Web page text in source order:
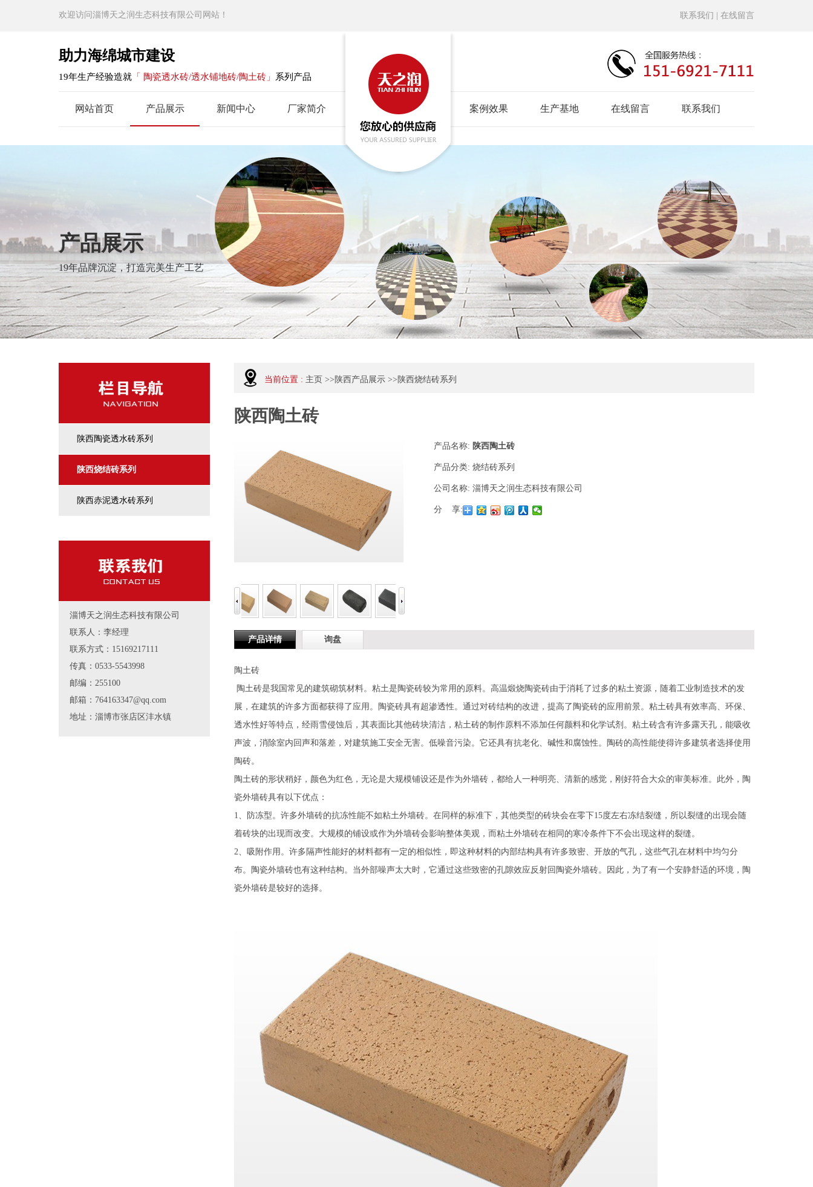
欢迎访问淄博天之润生态科技有限公司网站！ | 在线留言
联系我们
助力海绵城市建设
19年生产经验造就 「 陶瓷透水砖/透水铺地砖/陶土砖」 系列产品
网站首页 产品展示 新闻中心 厂家简介 案例效果 生产基地 在线留言 联系我们
产品展示
19年品牌沉淀，打造完美生产工艺
当前位置 : 主页 >> 陕西产品展示 >> 陕西烧结砖系列
陕西陶土砖
产品名称: 陕西陶土砖
产品分类: 烧结砖系列
公司名称: 淄博天之润生态科技有限公司
分 享:
产品详情 询盘
陶土砖
陶土砖是我国常见的建筑砌筑材料。粘土是陶瓷砖较为常用的原料。高温煅烧陶瓷砖由于消耗了过多的粘土资源，随着工业制造技术的发
展，在建筑的许多方面都获得了应用。陶瓷砖具有超渗透性。通过对砖结构的改进，提高了陶瓷砖的应用前景。粘土砖具有效率高、环保、
透水性好等特点，经雨雪侵蚀后，其表面比其他砖块清洁，粘土砖的制作原料不添加任何颜料和化学试剂。粘土砖含有许多露天孔，能吸收
声波，消除室内回声和落差，对建筑施工安全无害。低噪音污染。它还具有抗老化、碱性和腐蚀性。陶砖的高性能使得许多建筑者选择使用
陶砖。
陶土砖的形状稍好，颜色为红色，无论是大规模铺设还是作为外墙砖，都给人一种明亮、清新的感觉，刚好符合大众的审美标准。此外，陶
瓷外墙砖具有以下优点：
1、防冻型。许多外墙砖的抗冻性能不如粘土外墙砖。在同样的标准下，其他类型的砖块会在零下15度左右冻结裂缝，所以裂缝的出现会随
着砖块的出现而改变。大规模的铺设或作为外墙砖会影响整体美观，而粘土外墙砖在相同的寒冷条件下不会出现这样的裂缝。
2、吸附作用。许多隔声性能好的材料都有一定的相似性，即这种材料的内部结构具有许多致密、开放的气孔，这些气孔在材料中均匀分
布。陶瓷外墙砖也有这种结构。当外部噪声太大时，它通过这些致密的孔隙效应反射回陶瓷外墙砖。因此，为了有一个安静舒适的环境，陶
瓷外墙砖是较好的选择。
陕西陶瓷透水砖系列
陕西烧结砖系列
陕西赤泥透水砖系列
淄博天之润生态科技有限公司
联系人：李经理
联系方式：15169217111
传真：0533-5543998
邮编：255100
邮箱：764163347@qq.com
地址：淄博市张店区沣水镇